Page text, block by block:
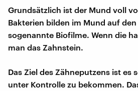
Grundsätzlich ist der Mund voll
Bakterien bilden im Mund auf
sogenannte Biofilme. Wenn die
man das Zahnstein.
Das Ziel des Zähneputzens ist es
unter Kontrolle zu bekommen.